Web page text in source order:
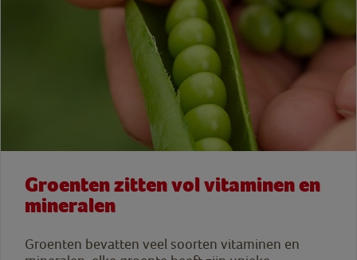
Groenten zitten vol vitaminen en
mineralen
Groenten bevatten veel soorten vitaminen en